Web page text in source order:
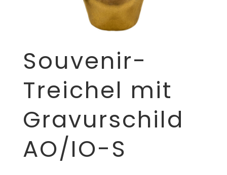
Souvenir-
Treichel mit
Gravurschild
AO/IO-S